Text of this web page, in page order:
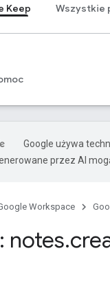
Keep Wszystkie
Google używa
przez AI
Workspace
notes.